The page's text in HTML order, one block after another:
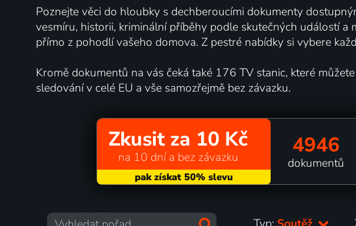
Poznejte věci do hloubky s dechberoucími dokumenty
vesmíru, historii, kriminální příběhy podle skutečných událostí a
přímo z pohodlí vašeho domova. Z pestré nabídky si vybere
Kromě dokumentů na vás čeká také 176 TV stanic, které
sledování v celé EU a vše samozřejmě bez závazku.
Zkusit za 10 Kč
na 10 dní a bez závazku 4946
dokumentů